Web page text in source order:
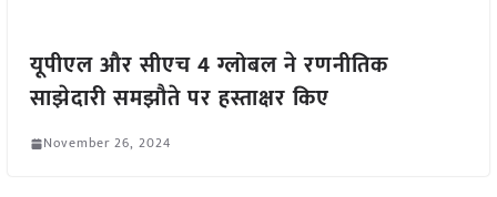
यूपीएल और सीएच 4 ग्लोबल ने रणनीतिक
साझेदारी समझौते पर हस्ताक्षर किए
November 26, 2024